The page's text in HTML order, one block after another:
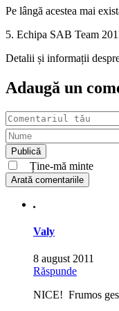
Pe lângă acestea mai
5. Echipa SAB Team
Detalii și informații
Adaugă un
Ține-mă minte
Arată comentariile
Valy
8 august 2011
Răspunde
NICE! Frumos